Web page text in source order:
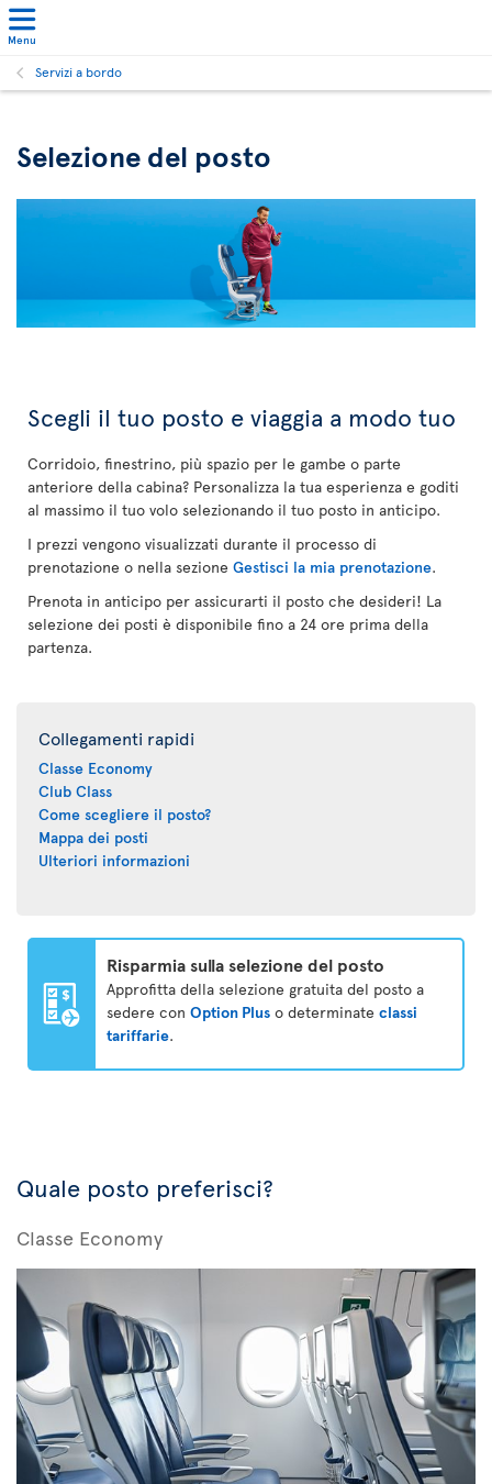
Menu
Servizi a bordo
Selezione del posto
Scegli il tuo posto e viaggia a modo tuo
Corridoio, finestrino, più spazio per le gambe o parte
anteriore della cabina? Personalizza la tua esperienza e goditi
al massimo il tuo volo selezionando il tuo posto in anticipo.
I prezzi vengono visualizzati durante il processo di
prenotazione o nella sezione Gestisci la mia prenotazione.
Prenota in anticipo per assicurarti il posto che desideri! La
selezione dei posti è disponibile fino a 24 ore prima della
partenza.
Collegamenti rapidi
Classe Economy
Club Class
Come scegliere il posto?
Mappa dei posti
Ulteriori informazioni
Risparmia sulla selezione del posto
Approfitta della selezione gratuita del posto a
sedere con Option Plus o determinate classi
tariffarie.
Quale posto preferisci?
Classe Economy